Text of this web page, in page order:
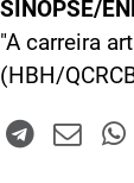
SINOPSE/
"A carreira
(HBH/